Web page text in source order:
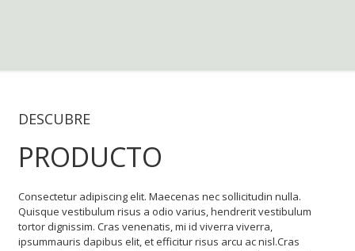
DESCUBRE
PRODUCTO
Consectetur adipiscing elit. Maecenas nec sollicitudin nulla.
Quisque vestibulum risus a odio varius, hendrerit vestibulum
tortor dignissim. Cras venenatis, mi id viverra viverra,
ipsummauris dapibus elit, et efficitur risus arcu ac nisl.Cras